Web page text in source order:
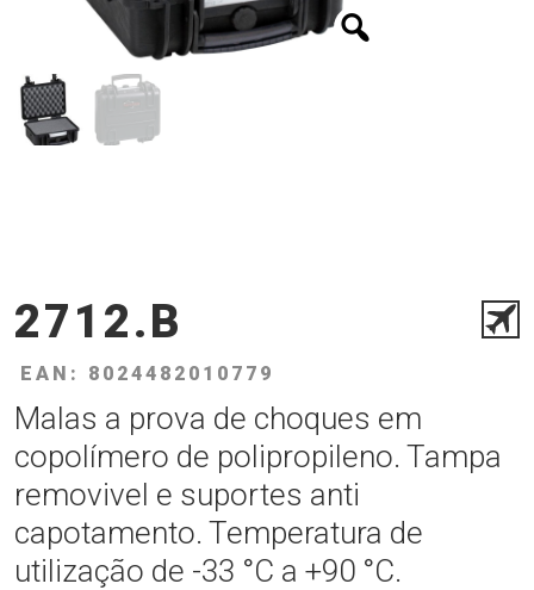
2712.B
EAN: 8024482010779
Malas a prova de choques em
copolímero de polipropileno. Tampa
removivel e suportes anti
capotamento. Temperatura de
utilização de -33 °C a +90 °C.